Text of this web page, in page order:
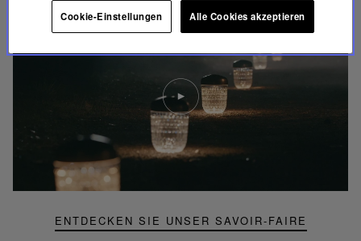
ENTDECKEN SIE UNSER SAVOIR-FAIRE
Video
abspielen
YouTube-
Video,
Folia
Mini-
Portable-
Cookie-Einstellungen Alle Cookies akzeptieren